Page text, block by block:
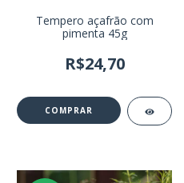
Tempero açafrão com
pimenta 45g
R$24,70